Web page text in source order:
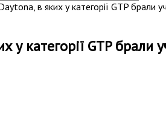
в яких у категорії GTP брали
категорії GTP брали